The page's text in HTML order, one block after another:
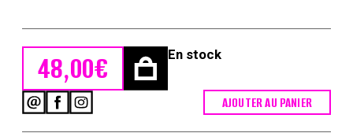
48,00€ En stock
AJOUTER AU PANIER